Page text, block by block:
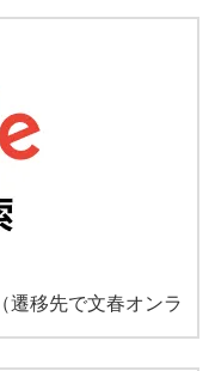
（遷移先で文春オンラ